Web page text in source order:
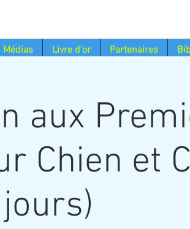
Médias Livre d'or Partenaires
aux
Chien et
jours)